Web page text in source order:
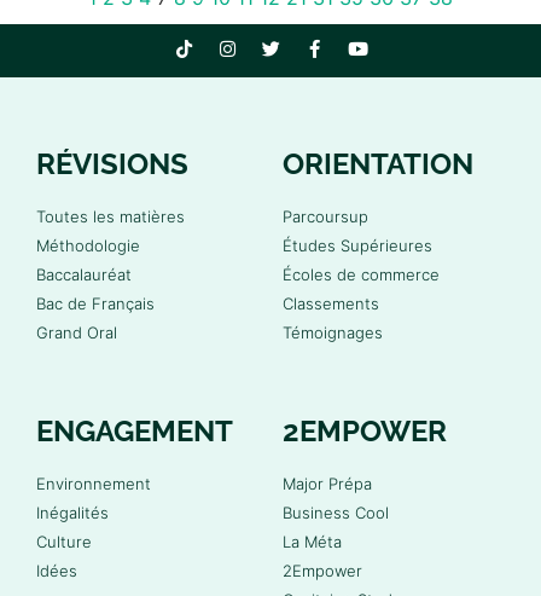
RÉVISIONS
Toutes les matières
Méthodologie
Baccalauréat
Bac de Français
Grand Oral
ORIENTATION
Parcoursup
Études Supérieures
Écoles de commerce
Classements
Témoignages
ENGAGEMENT
Environnement
Inégalités
Culture
Idées
2EMPOWER
Major Prépa
Business Cool
La Méta
2Empower